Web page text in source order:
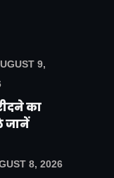
9,
का
जानें
8, 2026